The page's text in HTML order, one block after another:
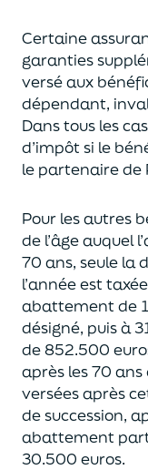
Certaine
garanties
versé aux
dépendant,
Dans tous les
d’impôt si le
le partenaire de
Pour les autres
de l’âgeauquel
70 ans, seule la
l’année est
abattement de
désigné, puis à
de852.500
après les 70 ans
versées après
de succession,
abattement
30.500 euros.